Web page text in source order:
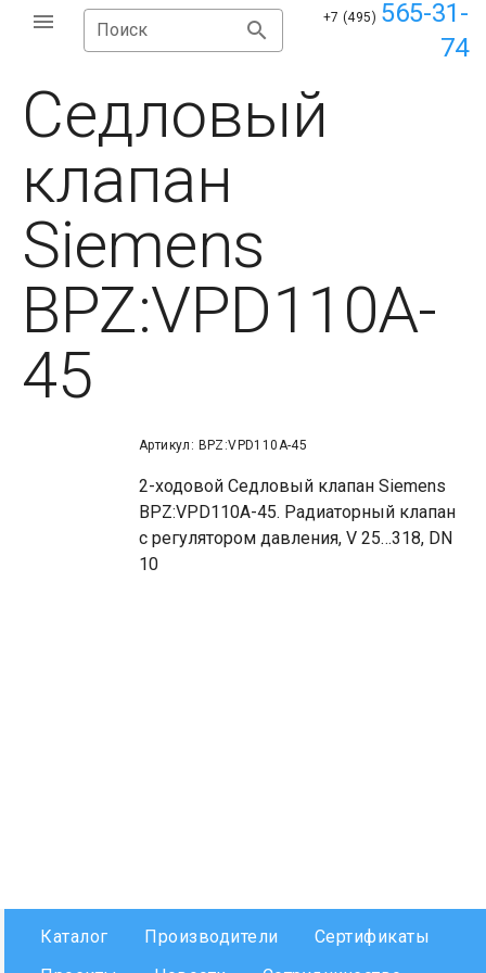
Поиск
+7 (495) 565-31-
74
Седловый
клапан
Siemens
BPZ:VPD110A-
45
Артикул: BPZ:VPD110A-45
2-ходовой Седловый клапан Siemens
BPZ:VPD110A-45. Радиаторный клапан
с регулятором давления, V 25…318, DN
10
Каталог Производители
Сертификаты